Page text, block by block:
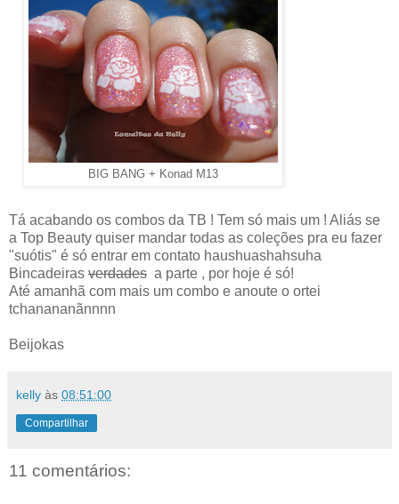
BIG BANG + Konad M13
Tá acabando os combos da TB ! Tem só mais um ! Aliás se
a Top Beauty quiser mandar todas as coleções pra eu fazer
"suótis" é só entrar em contato haushuashahsuha
Bincadeiras verdades a parte , por hoje é só!
Até amanhã com mais um combo e anoute o ortei
tchanananãnnnn
Beijokas
kelly às 08:51:00
Compartilhar
11 comentários: